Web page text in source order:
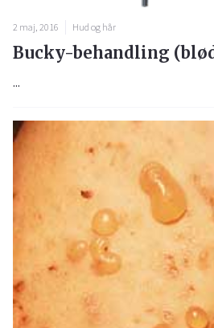
2 maj, 2016 Hud og hår
Bucky-behandling
...